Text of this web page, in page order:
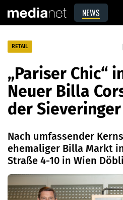
NEWS
RETAIL
„Pariser Chic“
Neuer Billa
der
Nach umfassender
ehemaliger Billa Markt
Straße 4-10 in Wien